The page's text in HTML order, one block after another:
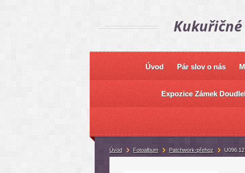
Úvod Pár slov o nás
Expozice Zámek
Úvod Fotoalbum Patchwork-přehoz